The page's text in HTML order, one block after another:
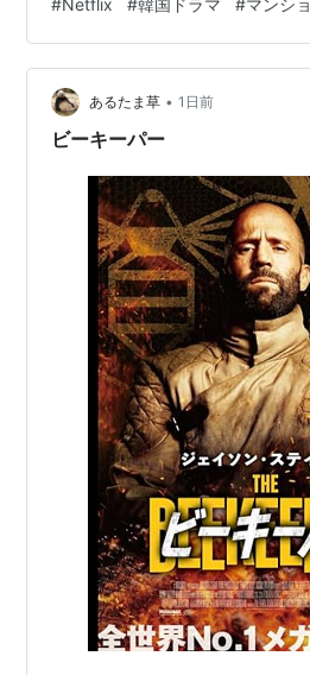
げ！」と言うソン部長。動揺する
助けるため、今車に積んでいる１
て、ソン部長の元へと車を走らせ
族のことを思い出し、葛藤の末に
億を持ってこなかったヘガンに、
#Netflix #韓国ドラマ #マンシ
あるたま草 • 1日前
ビーキーパー